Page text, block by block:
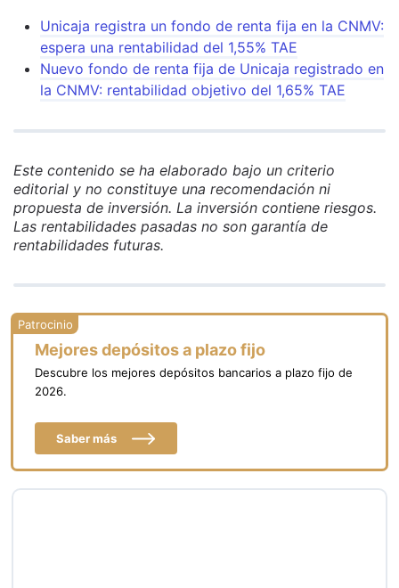
Unicaja registra un fondo de renta fija en la CNMV:
espera una rentabilidad del 1,55% TAE
Nuevo fondo de renta fija de Unicaja registrado en
la CNMV: rentabilidad objetivo del 1,65% TAE
Este contenido se ha elaborado bajo un criterio
editorial y no constituye una recomendación ni
propuesta de inversión. La inversión contiene riesgos.
Las rentabilidades pasadas no son garantía de
rentabilidades futuras.
Mejores depósitos a plazo fijo
Descubre los mejores depósitos bancarios a plazo fijo de
2026.
Saber más